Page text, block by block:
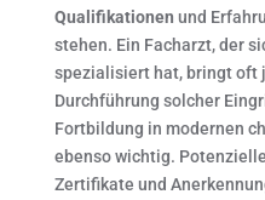
Qualifikationen und
stehen. Ein Facharzt, der
spezialisiert hat, bringt oft
Durchführung solcher
Fortbildung in modernen
ebenso wichtig.
Zertifikate und